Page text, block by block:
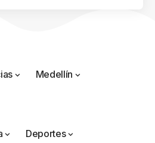
Medellín
Deportes